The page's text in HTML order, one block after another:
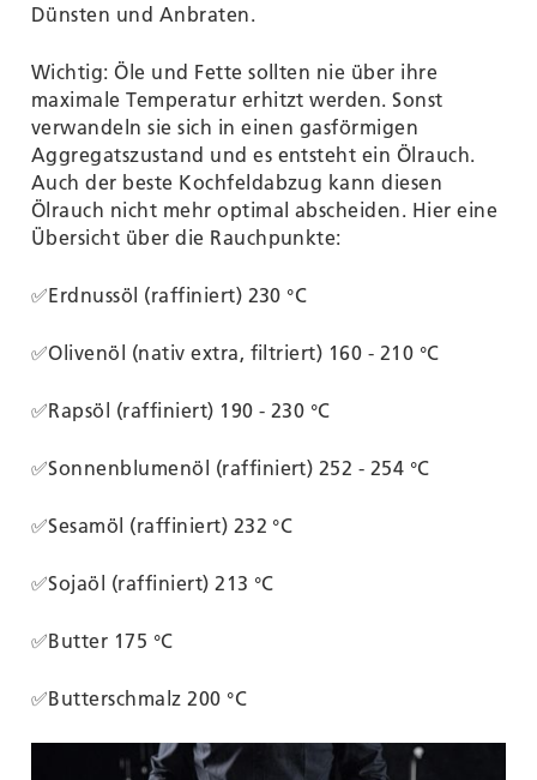
Dünsten und Anbraten.
Wichtig: Öle und Fette sollten nie über ihre
maximale Temperatur erhitzt werden. Sonst
verwandeln sie sich in einen gasförmigen
Aggregatszustand und es entsteht ein Ölrauch.
Auch der beste Kochfeldabzug kann diesen
Ölrauch nicht mehr optimal abscheiden. Hier eine
Übersicht über die Rauchpunkte:
✅Erdnussöl (raffiniert) 230 °C
✅Olivenöl (nativ extra, filtriert) 160 - 210 °C
✅Rapsöl (raffiniert) 190 - 230 °C
✅Sonnenblumenöl (raffiniert) 252 - 254 °C
✅Sesamöl (raffiniert) 232 °C
✅Sojaöl (raffiniert) 213 °C
✅Butter 175 °C
✅Butterschmalz 200 °C